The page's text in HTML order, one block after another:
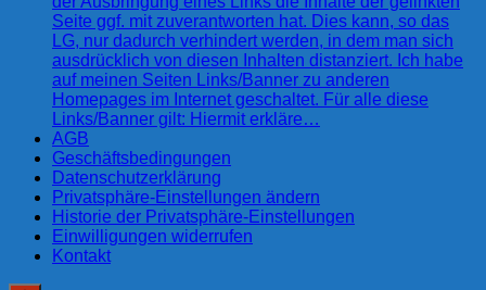
Seite ggf. mit zuverantworten hat. Dies kann, so das
LG, nur dadurch verhindert werden, in dem man sich
ausdrücklich von diesen Inhalten distanziert. Ich habe
auf meinen Seiten Links/Banner zu anderen
Homepages im Internet geschaltet. Für alle diese
Links/Banner gilt: Hiermit erkläre…
AGB
Geschäftsbedingungen
Datenschutzerklärung
Privatsphäre-Einstellungen ändern
Historie der Privatsphäre-Einstellungen
Einwilligungen widerrufen
Kontakt